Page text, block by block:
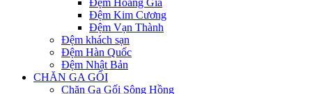
Đệm Hoàng Gia
Đệm Kim Cương
Đệm Vạn Thành
Đệm khách sạn
Đệm Hàn Quốc
Đệm Nhật Bản
CHĂN GA GỐI
Chăn Ga Gối Sông Hồng